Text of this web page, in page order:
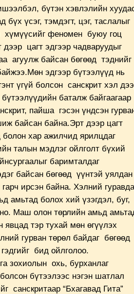
бүтэн хэвлэлийн
үсэг, тэмдэгт, цэг, таслалыг
хүмүүсийг феномен буюу гоц
цагт эдгээр чадваруудыг
агуулж байсан бөгөөд тэднийг
эдгээр бүтээлүүд нь
үгүй болсон санскрит хэл
баталж байгаагаар
пайша гэсэн үндсэн
байсан байна.Эрт дээр цагт
хар ажилчид ярилцдаг
талын мэдлэг ойлголт бүхий
баримталдаг
байсан бөгөөд үүнтэй уялдан
ирсэн байна. Хэлний
амьтад болох хий үзэгдэл, буг,
Маш олон төрлийн амьд
явцад тэр тухай мөн өгүүлэх
гурван төрөл байдаг бөгөөд
бид ойлголоо.
зохиолын охь, бурханлаг
бүтээлээс нэгэн шатлал
санскритаар “Бхагавад Гита”